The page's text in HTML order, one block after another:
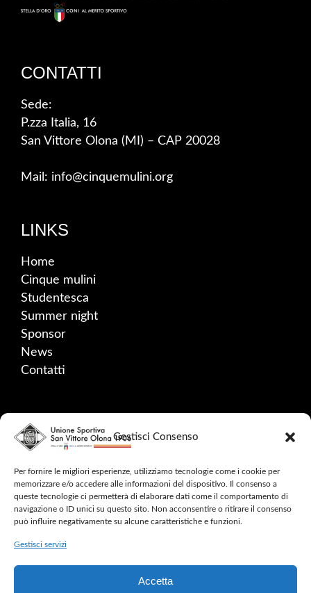
Gestisci Consenso
Per fornire le migliori esperienze, utilizziamo tecnologie come i cookie per
memorizzare e/o accedere alle informazioni del dispositivo. Il consenso a
queste tecnologie ci permetterà di elaborare dati come il comportamento di
navigazione o ID unici su questo sito. Non acconsentire o ritirare il consenso
può influire negativamente su alcune caratteristiche e funzioni.
Gestisci servizi
Accetta
CONTATTI
Sede:
P.zza Italia, 16
San Vittore Olona (MI) – CAP 20028
Mail: info@cinquemulini.org
LINKS
Home
Cinque mulini
Studentesca
Summer night
Sponsor
News
Contatti
SOCIAL
Instagram
YouTube
2024 © CINQUE MULINI – ALL RIGHTS
RESERVED –SAFEGUARDING